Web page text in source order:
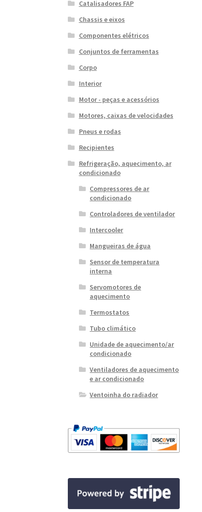
Catalisadores FAP
Chassis e eixos
Componentes elétricos
Conjuntos de ferramentas
Corpo
Interior
Motor - peças e acessórios
Motores, caixas de velocidades
Pneus e rodas
Recipientes
Refrigeração, aquecimento, ar
condicionado
Compressores de ar
condicionado
Controladores de ventilador
Intercooler
Mangueiras de água
Sensor de temperatura
interna
Servomotores de
aquecimento
Termostatos
Tubo climático
Unidade de aquecimento/ar
condicionado
Ventiladores de aquecimento
e ar condicionado
Ventoinha do radiador